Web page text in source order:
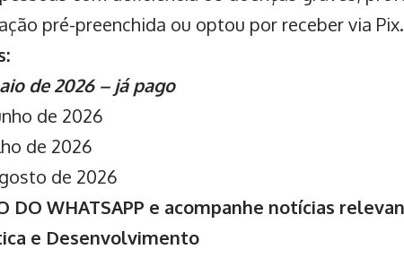
pré-preenchida ou optou por receber via Pix.
de 2026 – já pago
de 2026
de 2026
de 2026
DO WHATSAPP e acompanhe notícias
e Desenvolvimento